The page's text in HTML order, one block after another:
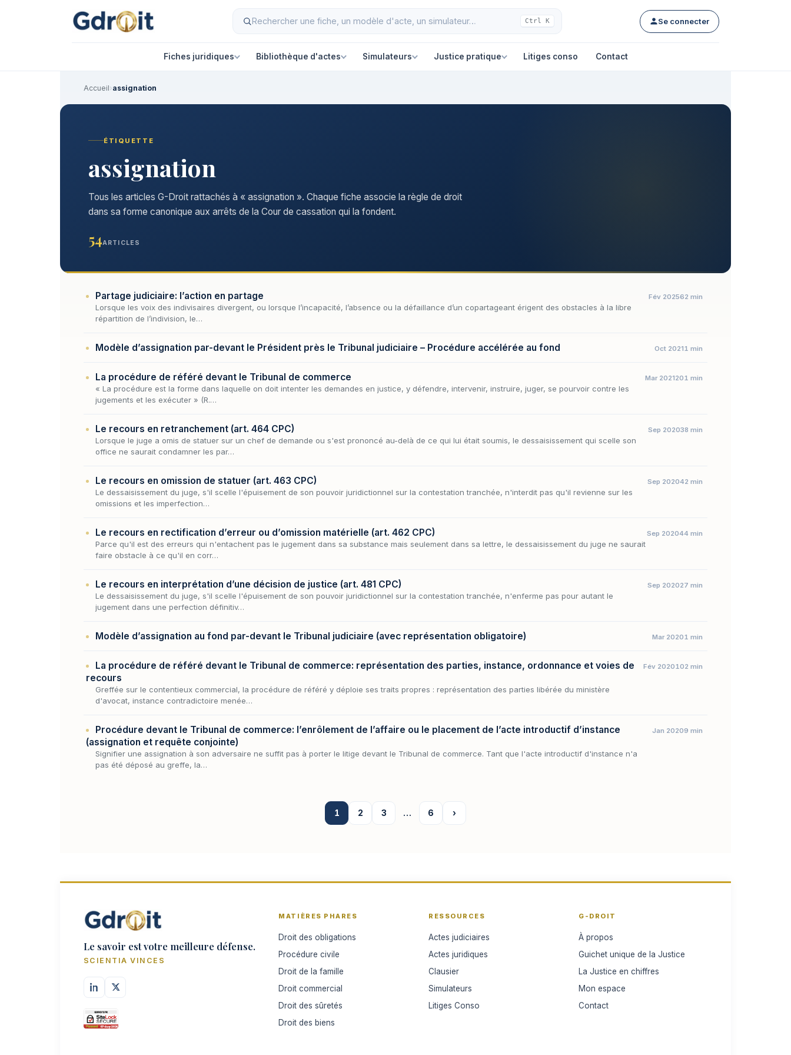
Ctrl K Se connecter
Fiches juridiques Bibliothèque d'actes Simulateurs Justice pratique Litiges conso Contact
Accueil›assignation
ÉTIQUETTE
assignation
Tous les articles G-Droit rattachés à « assignation ». Chaque fiche associe la règle de droit
dans sa forme canonique aux arrêts de la Cour de cassation qui la fondent.
54ARTICLES
Partage judiciaire: l’action en partage
Lorsque les voix des indivisaires divergent, ou lorsque l’incapacité, l’absence ou la défaillance d’un copartageant érigent des obstacles à la libre
répartition de l’indivision, le…
Fév 202562 min
Modèle d’assignation par-devant le Président près le Tribunal judiciaire – Procédure accélérée au fond Oct 20211 min
La procédure de référé devant le Tribunal de commerce
« La procédure est la forme dans laquelle on doit intenter les demandes en justice, y défendre, intervenir, instruire, juger, se pourvoir contre les
jugements et les exécuter » (R.…
Mar 2021201 min
Le recours en retranchement (art. 464 CPC)
Lorsque le juge a omis de statuer sur un chef de demande ou s'est prononcé au-delà de ce qui lui était soumis, le dessaisissement qui scelle son
office ne saurait condamner les par…
Sep 202038 min
Le recours en omission de statuer (art. 463 CPC)
Le dessaisissement du juge, s'il scelle l'épuisement de son pouvoir juridictionnel sur la contestation tranchée, n'interdit pas qu'il revienne sur les
omissions et les imperfection…
Sep 202042 min
Le recours en rectification d’erreur ou d’omission matérielle (art. 462 CPC)
Parce qu'il est des erreurs qui n'entachent pas le jugement dans sa substance mais seulement dans sa lettre, le dessaisissement du juge ne saurait
faire obstacle à ce qu'il en corr…
Sep 202044 min
Le recours en interprétation d’une décision de justice (art. 481 CPC)
Le dessaisissement du juge, s'il scelle l'épuisement de son pouvoir juridictionnel sur la contestation tranchée, n'enferme pas pour autant le
jugement dans une perfection définitiv…
Sep 202027 min
Modèle d’assignation au fond par-devant le Tribunal judiciaire (avec représentation obligatoire) Mar 20201 min
La procédure de référé devant le Tribunal de commerce: représentation des parties, instance, ordonnance et voies de
recours
Greffée sur le contentieux commercial, la procédure de référé y déploie ses traits propres : représentation des parties libérée du ministère
d'avocat, instance contradictoire menée…
Fév 2020102 min
Procédure devant le Tribunal de commerce: l’enrôlement de l’affaire ou le placement de l’acte introductif d’instance
(assignation et requête conjointe)
Signifier une assignation à son adversaire ne suffit pas à porter le litige devant le Tribunal de commerce. Tant que l'acte introductif d'instance n'a
pas été déposé au greffe, la…
Jan 20209 min
1 2 3 … 6 ›
Le savoir est votre meilleure défense.
SCIENTIA VINCES
MATIÈRES PHARES
Droit des obligations
Procédure civile
Droit de la famille
Droit commercial
Droit des sûretés
Droit des biens
RESSOURCES
Actes judiciaires
Actes juridiques
Clausier
Simulateurs
Litiges Conso
G-DROIT
À propos
Guichet unique de la Justice
La Justice en chiffres
Mon espace
Contact